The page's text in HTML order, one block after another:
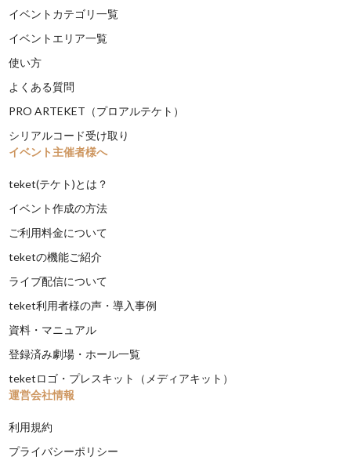
イベントカテゴリ一覧
イベントエリア一覧
使い方
よくある質問
PRO ARTEKET（プロアルテケト）
シリアルコード受け取り
イベント主催者様へ
teket(テケト)とは？
イベント作成の方法
ご利用料金について
teketの機能ご紹介
ライブ配信について
teket利用者様の声・導入事例
資料・マニュアル
登録済み劇場・ホール一覧
teketロゴ・プレスキット（メディアキット）
運営会社情報
利用規約
プライバシーポリシー